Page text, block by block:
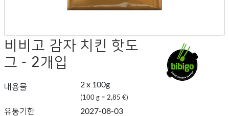
비비고 감자 치킨 핫도
그 - 2개입
내용물 2 x 100g
(100 g = 2,85 €)
유통기한
2027-08-03